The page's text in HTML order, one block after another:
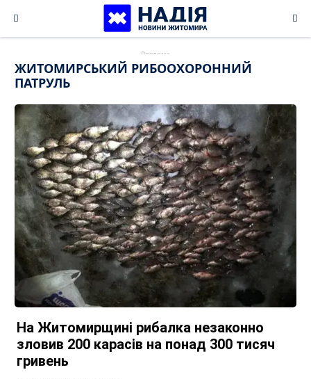
content
ЖИТОМИРСЬКИЙ РИБООХОРОННИЙ
ПАТРУЛЬ
На Житомирщині рибалка незаконно
зловив 200 карасів на понад 300 тисяч
гривень